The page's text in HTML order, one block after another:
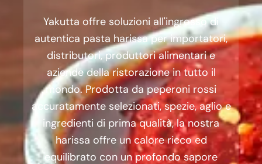
Yakutta offre soluzioni all'ingrosso di
autentica pasta harissa per importatori,
distributori, produttori alimentari e
aziende della ristorazione in tutto il
mondo. Prodotta da peperoni rossi
accuratamente selezionati, spezie, aglio e
ingredienti di prima qualità, la nostra
harissa offre un calore ricco ed
equilibrato con un profondo sapore